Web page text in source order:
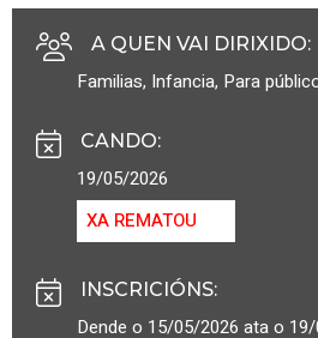
A QUEN VAI DIRIXIDO:
Familias, Infancia, Para
CANDO:
19/05/2026
XA REMATOU
INSCRICIÓNS:
Dende o 15/05/2026 ata o